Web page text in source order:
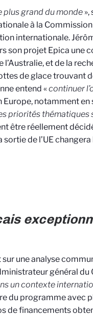
grand du monde»,
à la
internationale.
son projet Epica une
l’Australie, et de la
de glace trouvant
entend «continuer
Europe, notamment
priorités thématiques
être réellement
de l’UE
une analyse
général du
un contexte
du programme avec
de financements